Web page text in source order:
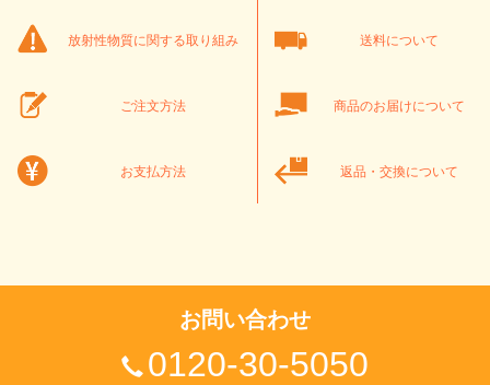
放射性物質に関する取り組み 送料について
ご注文方法 商品のお届けについて
お支払方法 返品・交換について
お問い合わせ
0120-30-5050